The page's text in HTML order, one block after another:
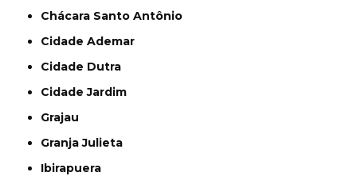
Chácara Santo Antônio
Cidade Ademar
Cidade Dutra
Cidade Jardim
Grajau
Granja Julieta
Ibirapuera